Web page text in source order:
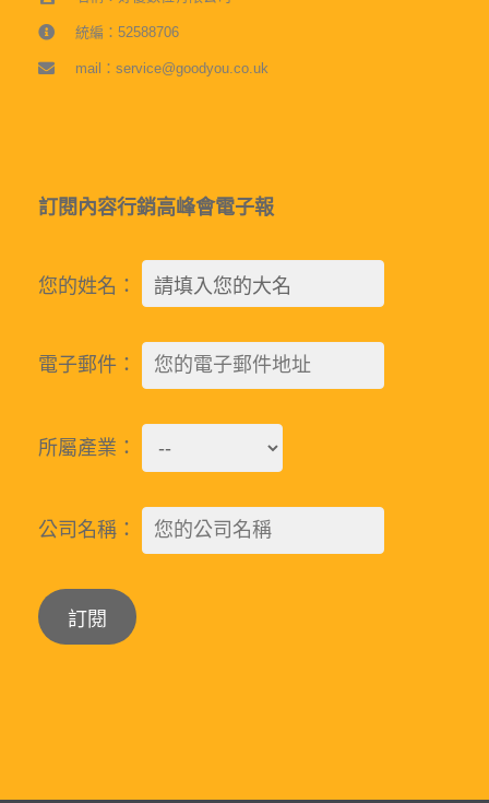
統編：52588706
mail：service@goodyou.co.uk
訂閱內容行銷高峰會電子報
您的姓名：
電子郵件：
所屬產業：
公司名稱：